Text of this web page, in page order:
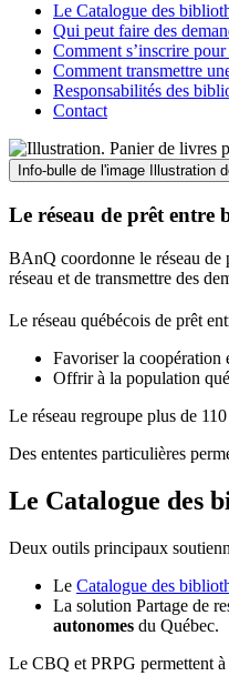
Le Catalogue des
Qui peut faire des
Comment s’inscrire
Comment transmettre
Responsabilités des
Contact
Info-bulle de l'image Illustration
Le réseau de prêt entre
BAnQ coordonne le réseau de
réseau et de transmettre des
Le réseau québécois de prêt
Favoriser la coopération
Offrir à la population
Le réseau regroupe plus de 110
Des ententes particulières
Le Catalogue des
Deux outils principaux
Le Catalogue des
La solution Partage de
autonomes du Québec.
Le CBQ et PRPG permettent à